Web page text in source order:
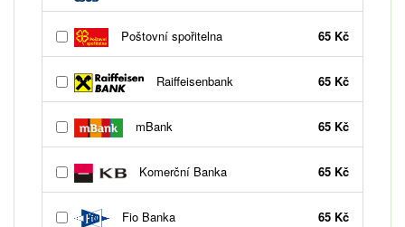
Poštovní spořitelna 65 Kč
Raiffeisenbank 65 Kč
mBank 65 Kč
Komerční Banka 65 Kč
Fio Banka 65 Kč